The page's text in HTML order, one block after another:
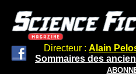
Directeur : Alain
Sommaires des